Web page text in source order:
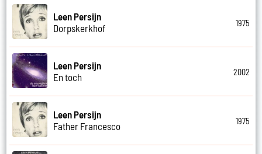
Leen Persijn
Dorpskerkhof
1975
Leen Persijn
En toch
2002
Leen Persijn
Father Francesco
1975